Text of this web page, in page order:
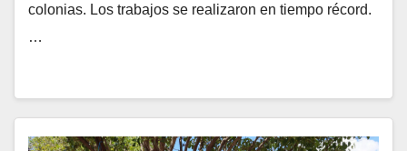
colonias. Los trabajos se realizaron en tiempo récord.
…